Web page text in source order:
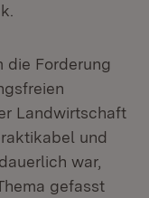
die Forderung
Landwirtschaft
und
war,
gefasst